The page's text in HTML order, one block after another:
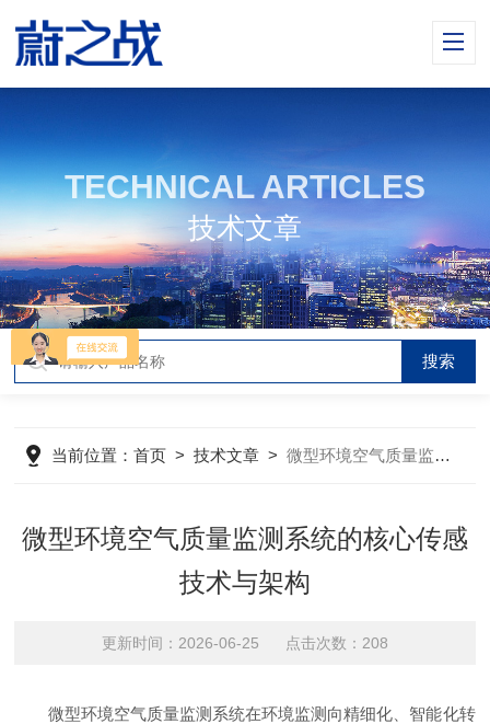
TECHNICAL ARTICLES
技术文章
当前位置：首页 >技术文章 >微型环境空气质量监测系统的核心传感技术与架构
微型环境空气质量监测系统的核心传感
技术与架构
更新时间：2026-06-25 点击次数：208
微型环境空气质量监测系统在环境监测向精细化、智能化转